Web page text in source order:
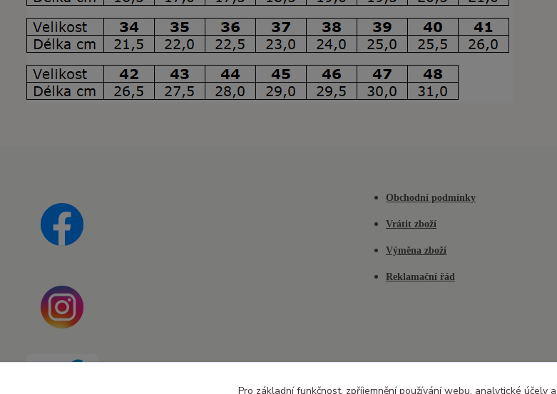
Obchodní podmínky
Vrátit zboží
Výměna zboží
Reklamační řád
Pro základní funkčnost, zpříjemnění používání webu, analytické účely